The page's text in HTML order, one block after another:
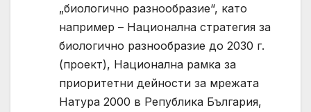
„биологично разнообразие“, като
например – Национална стратегия за
биологично разнообразие до 2030 г.
(проект), Национална рамка за
приоритетни дейности за мрежата
Натура 2000 в Република България,